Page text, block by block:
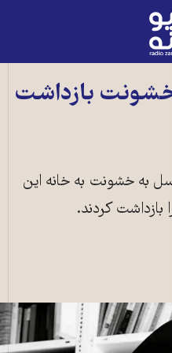
خشونت بازداشت
به خشونت به خانه این
بازداشت کردند.